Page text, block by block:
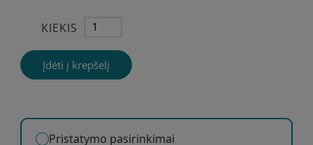
KIEKIS
Įdėti į krepšelį
Pristatymo pasirinkimai